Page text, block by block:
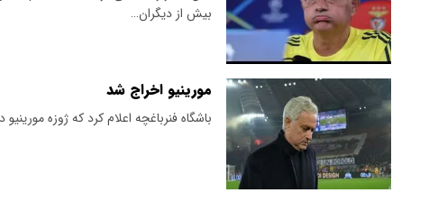
بیش از دیگران…
مورینیو اخراج شد
باشگاه فنرباغچه اعلام کرد که ژوزه